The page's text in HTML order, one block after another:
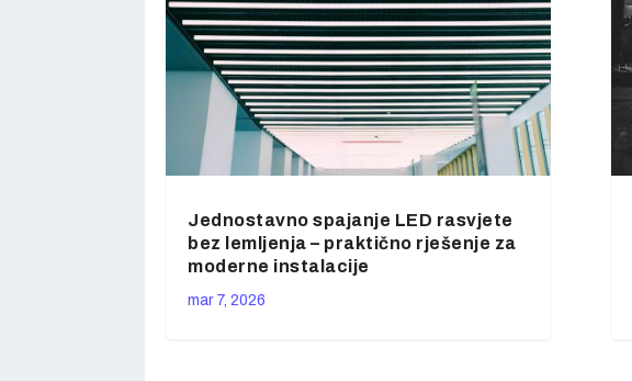
Jednostavno spajanje LED rasvjete
bez lemljenja – praktično rješenje za
moderne instalacije
mar 7, 2026